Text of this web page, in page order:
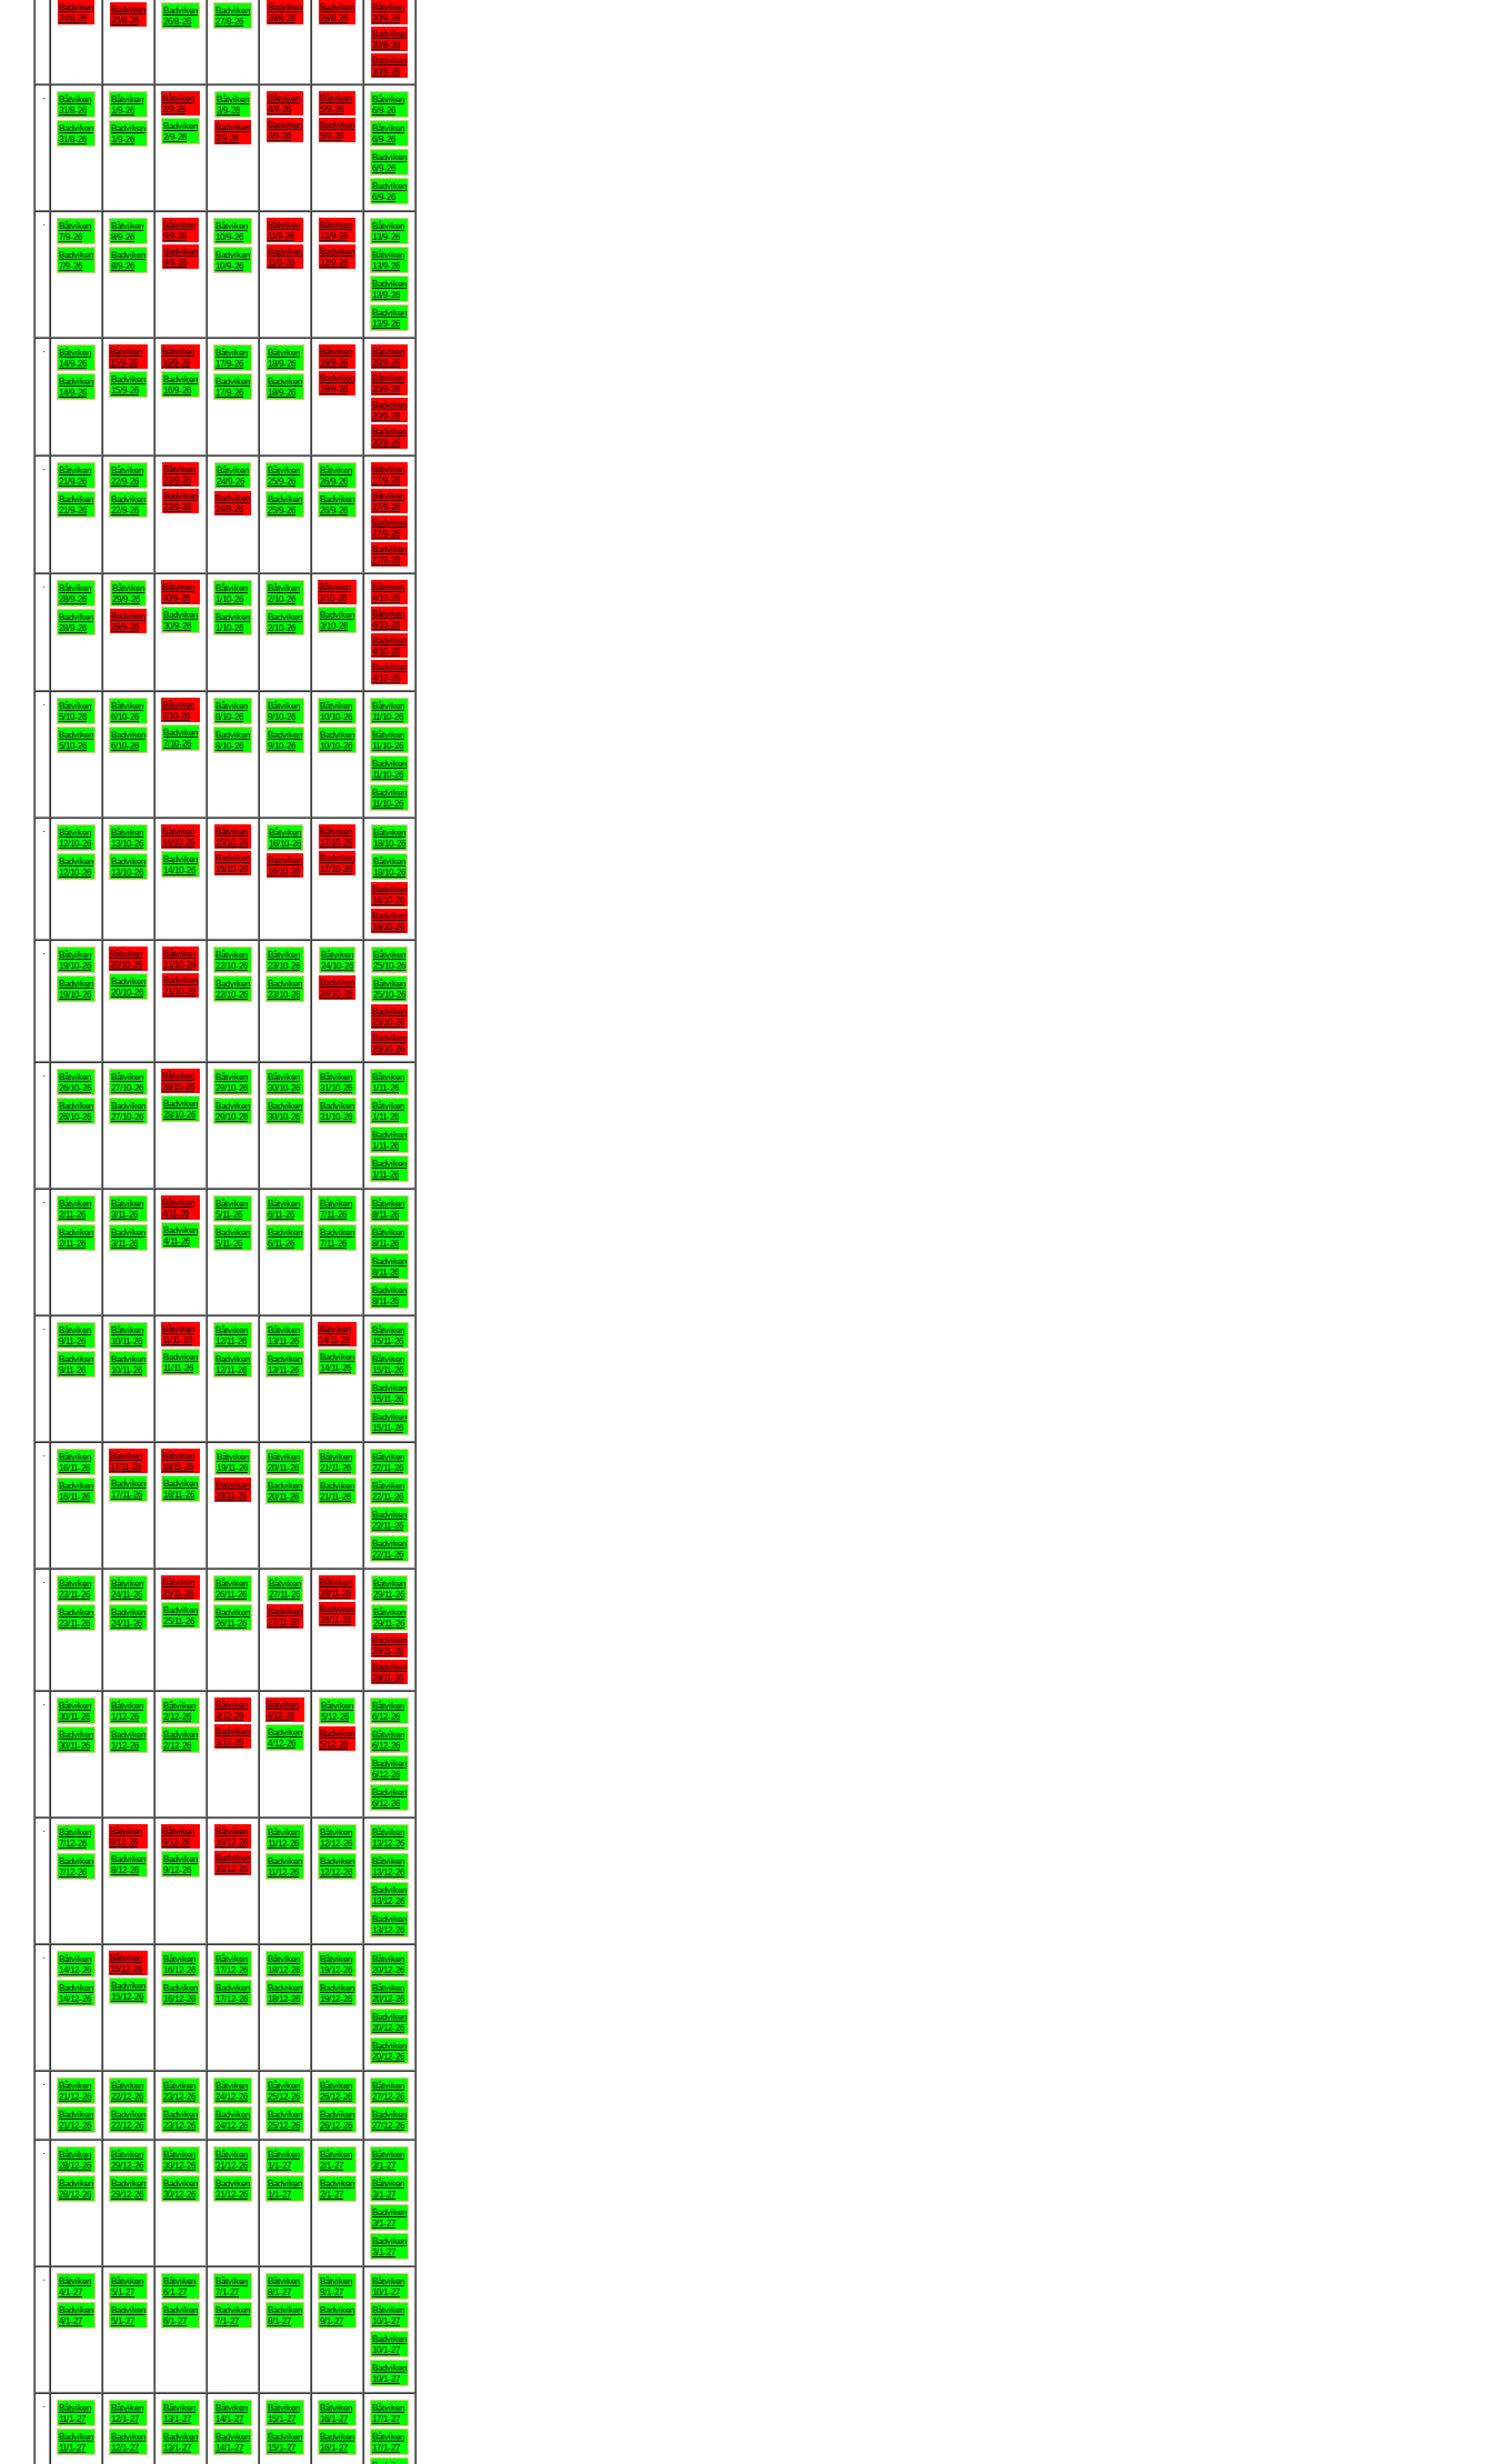
Badviken
24/8-26
Badviken
25/8-26
Badviken
26/8-26
Badviken
27/8-26
Badviken
28/8-26
Badviken
29/8-26
Båtviken
30/8-26
Badviken
30/8-26
Badviken
30/8-26
Båtviken
31/8-26
Badviken
31/8-26
Båtviken
1/9-26
Badviken
1/9-26
Båtviken
2/9-26
Badviken
2/9-26
Båtviken
3/9-26
Badviken
3/9-26
Båtviken
4/9-26
Badviken
4/9-26
Båtviken
5/9-26
Badviken
5/9-26
Båtviken
6/9-26
Båtviken
6/9-26
Badviken
6/9-26
Badviken
6/9-26
Båtviken
7/9-26
Badviken
7/9-26
Båtviken
8/9-26
Badviken
8/9-26
Båtviken
9/9-26
Badviken
9/9-26
Båtviken
10/9-26
Badviken
10/9-26
Båtviken
11/9-26
Badviken
11/9-26
Båtviken
12/9-26
Badviken
12/9-26
Båtviken
13/9-26
Båtviken
13/9-26
Badviken
13/9-26
Badviken
13/9-26
Båtviken
14/9-26
Badviken
14/9-26
Båtviken
15/9-26
Badviken
15/9-26
Båtviken
16/9-26
Badviken
16/9-26
Båtviken
17/9-26
Badviken
17/9-26
Båtviken
18/9-26
Badviken
18/9-26
Båtviken
19/9-26
Badviken
19/9-26
Båtviken
20/9-26
Båtviken
20/9-26
Badviken
20/9-26
Badviken
20/9-26
Båtviken
21/9-26
Badviken
21/9-26
Båtviken
22/9-26
Badviken
22/9-26
Båtviken
23/9-26
Badviken
23/9-26
Båtviken
24/9-26
Badviken
24/9-26
Båtviken
25/9-26
Badviken
25/9-26
Båtviken
26/9-26
Badviken
26/9-26
Båtviken
27/9-26
Båtviken
27/9-26
Badviken
27/9-26
Badviken
27/9-26
Båtviken
28/9-26
Badviken
28/9-26
Båtviken
29/9-26
Badviken
29/9-26
Båtviken
30/9-26
Badviken
30/9-26
Båtviken
1/10-26
Badviken
1/10-26
Båtviken
2/10-26
Badviken
2/10-26
Båtviken
3/10-26
Badviken
3/10-26
Båtviken
4/10-26
Båtviken
4/10-26
Badviken
4/10-26
Badviken
4/10-26
Båtviken
5/10-26
Badviken
5/10-26
Båtviken
6/10-26
Badviken
6/10-26
Båtviken
7/10-26
Badviken
7/10-26
Båtviken
8/10-26
Badviken
8/10-26
Båtviken
9/10-26
Badviken
9/10-26
Båtviken
10/10-26
Badviken
10/10-26
Båtviken
11/10-26
Båtviken
11/10-26
Badviken
11/10-26
Badviken
11/10-26
Båtviken
12/10-26
Badviken
12/10-26
Båtviken
13/10-26
Badviken
13/10-26
Båtviken
14/10-26
Badviken
14/10-26
Båtviken
15/10-26
Badviken
15/10-26
Båtviken
16/10-26
Badviken
16/10-26
Båtviken
17/10-26
Badviken
17/10-26
Båtviken
18/10-26
Båtviken
18/10-26
Badviken
18/10-26
Badviken
18/10-26
Båtviken
19/10-26
Badviken
19/10-26
Båtviken
20/10-26
Badviken
20/10-26
Båtviken
21/10-26
Badviken
21/10-26
Båtviken
22/10-26
Badviken
22/10-26
Båtviken
23/10-26
Badviken
23/10-26
Båtviken
24/10-26
Badviken
24/10-26
Båtviken
25/10-26
Båtviken
25/10-26
Badviken
25/10-26
Badviken
25/10-26
Båtviken
26/10-26
Badviken
26/10-26
Båtviken
27/10-26
Badviken
27/10-26
Båtviken
28/10-26
Badviken
28/10-26
Båtviken
29/10-26
Badviken
29/10-26
Båtviken
30/10-26
Badviken
30/10-26
Båtviken
31/10-26
Badviken
31/10-26
Båtviken
1/11-26
Båtviken
1/11-26
Badviken
1/11-26
Badviken
1/11-26
Båtviken
2/11-26
Badviken
2/11-26
Båtviken
3/11-26
Badviken
3/11-26
Båtviken
4/11-26
Badviken
4/11-26
Båtviken
5/11-26
Badviken
5/11-26
Båtviken
6/11-26
Badviken
6/11-26
Båtviken
7/11-26
Badviken
7/11-26
Båtviken
8/11-26
Båtviken
8/11-26
Badviken
8/11-26
Badviken
8/11-26
Båtviken
9/11-26
Badviken
9/11-26
Båtviken
10/11-26
Badviken
10/11-26
Båtviken
11/11-26
Badviken
11/11-26
Båtviken
12/11-26
Badviken
12/11-26
Båtviken
13/11-26
Badviken
13/11-26
Båtviken
14/11-26
Badviken
14/11-26
Båtviken
15/11-26
Båtviken
15/11-26
Badviken
15/11-26
Badviken
15/11-26
Båtviken
16/11-26
Badviken
16/11-26
Båtviken
17/11-26
Badviken
17/11-26
Båtviken
18/11-26
Badviken
18/11-26
Båtviken
19/11-26
Badviken
19/11-26
Båtviken
20/11-26
Badviken
20/11-26
Båtviken
21/11-26
Badviken
21/11-26
Båtviken
22/11-26
Båtviken
22/11-26
Badviken
22/11-26
Badviken
22/11-26
Båtviken
23/11-26
Badviken
23/11-26
Båtviken
24/11-26
Badviken
24/11-26
Båtviken
25/11-26
Badviken
25/11-26
Båtviken
26/11-26
Badviken
26/11-26
Båtviken
27/11-26
Badviken
27/11-26
Båtviken
28/11-26
Badviken
28/11-26
Båtviken
29/11-26
Båtviken
29/11-26
Badviken
29/11-26
Badviken
29/11-26
Båtviken
30/11-26
Badviken
30/11-26
Båtviken
1/12-26
Badviken
1/12-26
Båtviken
2/12-26
Badviken
2/12-26
Båtviken
3/12-26
Badviken
3/12-26
Båtviken
4/12-26
Badviken
4/12-26
Båtviken
5/12-26
Badviken
5/12-26
Båtviken
6/12-26
Båtviken
6/12-26
Badviken
6/12-26
Badviken
6/12-26
Båtviken
7/12-26
Badviken
7/12-26
Båtviken
8/12-26
Badviken
8/12-26
Båtviken
9/12-26
Badviken
9/12-26
Båtviken
10/12-26
Badviken
10/12-26
Båtviken
11/12-26
Badviken
11/12-26
Båtviken
12/12-26
Badviken
12/12-26
Båtviken
13/12-26
Båtviken
13/12-26
Badviken
13/12-26
Badviken
13/12-26
Båtviken
14/12-26
Badviken
14/12-26
Båtviken
15/12-26
Badviken
15/12-26
Båtviken
16/12-26
Badviken
16/12-26
Båtviken
17/12-26
Badviken
17/12-26
Båtviken
18/12-26
Badviken
18/12-26
Båtviken
19/12-26
Badviken
19/12-26
Båtviken
20/12-26
Båtviken
20/12-26
Badviken
20/12-26
Badviken
20/12-26
Båtviken
21/12-26
Badviken
21/12-26
Båtviken
22/12-26
Badviken
22/12-26
Båtviken
23/12-26
Badviken
23/12-26
Båtviken
24/12-26
Badviken
24/12-26
Båtviken
25/12-26
Badviken
25/12-26
Båtviken
26/12-26
Badviken
26/12-26
Båtviken
27/12-26
Badviken
27/12-26
Båtviken
28/12-26
Badviken
28/12-26
Båtviken
29/12-26
Badviken
29/12-26
Båtviken
30/12-26
Badviken
30/12-26
Båtviken
31/12-26
Badviken
31/12-26
Båtviken
1/1-27
Badviken
1/1-27
Båtviken
2/1-27
Badviken
2/1-27
Båtviken
3/1-27
Båtviken
3/1-27
Badviken
3/1-27
Badviken
3/1-27
Båtviken
4/1-27
Badviken
4/1-27
Båtviken
5/1-27
Badviken
5/1-27
Båtviken
6/1-27
Badviken
6/1-27
Båtviken
7/1-27
Badviken
7/1-27
Båtviken
8/1-27
Badviken
8/1-27
Båtviken
9/1-27
Badviken
9/1-27
Båtviken
10/1-27
Båtviken
10/1-27
Badviken
10/1-27
Badviken
10/1-27
Båtviken
11/1-27
Badviken
11/1-27
Båtviken
12/1-27
Badviken
12/1-27
Båtviken
13/1-27
Badviken
13/1-27
Båtviken
14/1-27
Badviken
14/1-27
Båtviken
15/1-27
Badviken
15/1-27
Båtviken
16/1-27
Badviken
16/1-27
Båtviken
17/1-27
Båtviken
17/1-27